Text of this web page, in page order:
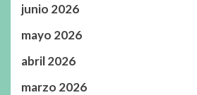
junio 2026
mayo 2026
abril 2026
marzo 2026